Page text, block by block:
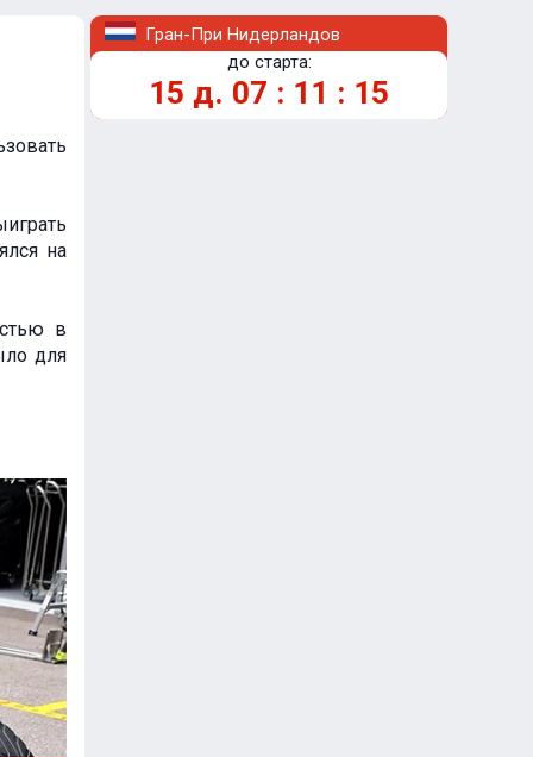
на
в
для
Гран-При Нидерландов
до старта:
15 д. 07 : 11 : 14